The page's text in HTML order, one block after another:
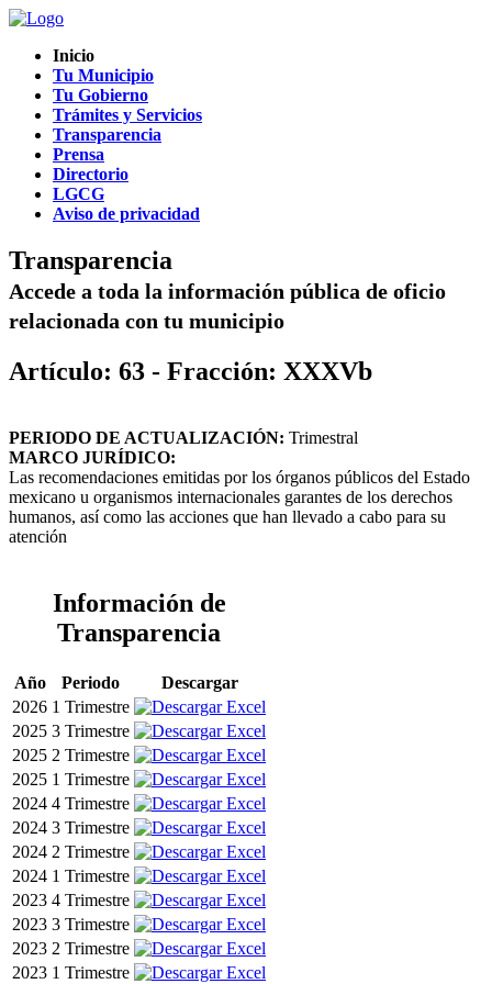
Inicio
Tu Municipio
Tu Gobierno
Trámites y Servicios
Transparencia
Prensa
Directorio
LGCG
Aviso de privacidad
Transparencia
Accede a toda la información pública de oficio
relacionada con tu municipio
Artículo: 63 - Fracción: XXXVb
PERIODO DE ACTUALIZACIÓN: Trimestral
MARCO JURÍDICO:
Las recomendaciones emitidas por los órganos públicos del Estado
mexicano u organismos internacionales garantes de los derechos
humanos, así como las acciones que han llevado a cabo para su
atención
Información de
Transparencia
Año Periodo
Descargar
2026 1 Trimestre
2025 3 Trimestre
2025 2 Trimestre
2025 1 Trimestre
2024 4 Trimestre
2024 3 Trimestre
2024 2 Trimestre
2024 1 Trimestre
2023 4 Trimestre
2023 3 Trimestre
2023 2 Trimestre
2023 1 Trimestre